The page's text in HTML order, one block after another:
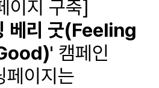
이지 구축]
베리 굿(Feeling
캠페인
페이지는